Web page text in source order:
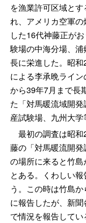
を漁業許可区域と
れ、アメリカ空軍
した16代神藤正が
験場の中海分場、
長に栄進した。昭
による李承晩ライ
から39年7月まで長
た「対馬暖流域開
産試験場、九州大
最初の調査は昭和
藤の「対馬暖流開
の場所に来ると竹
とある。くわしい
う。この時は竹島
に報告したが、新
で情況を報告して